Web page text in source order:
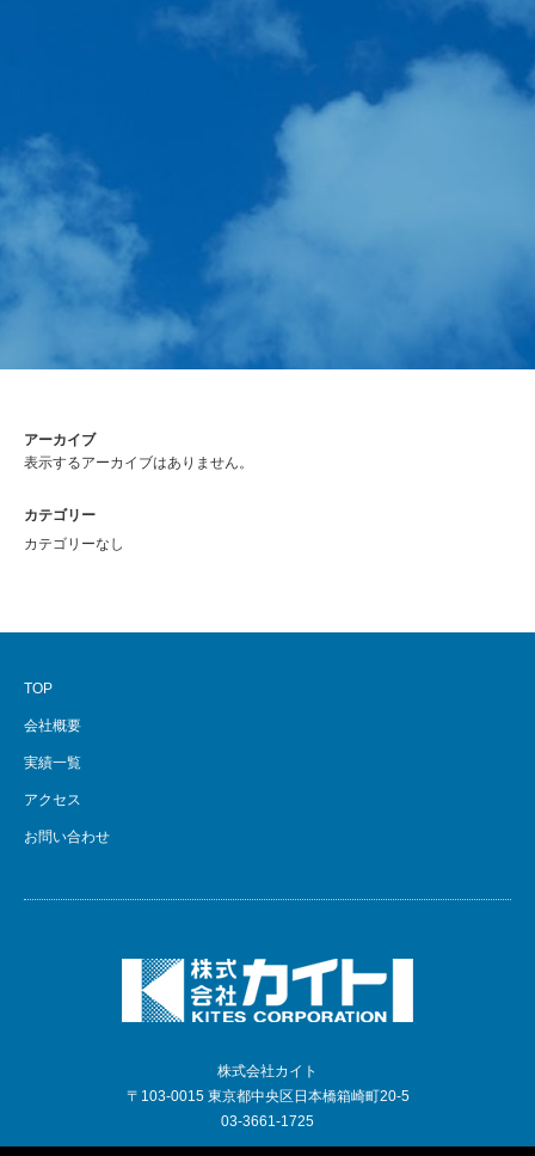
アーカイブ
表示するアーカイブはありません。
カテゴリー
カテゴリーなし
TOP
会社概要
実績一覧
アクセス
お問い合わせ
株式会社カイト
〒103-0015 東京都中央区日本橋箱崎町20-5
03-3661-1725